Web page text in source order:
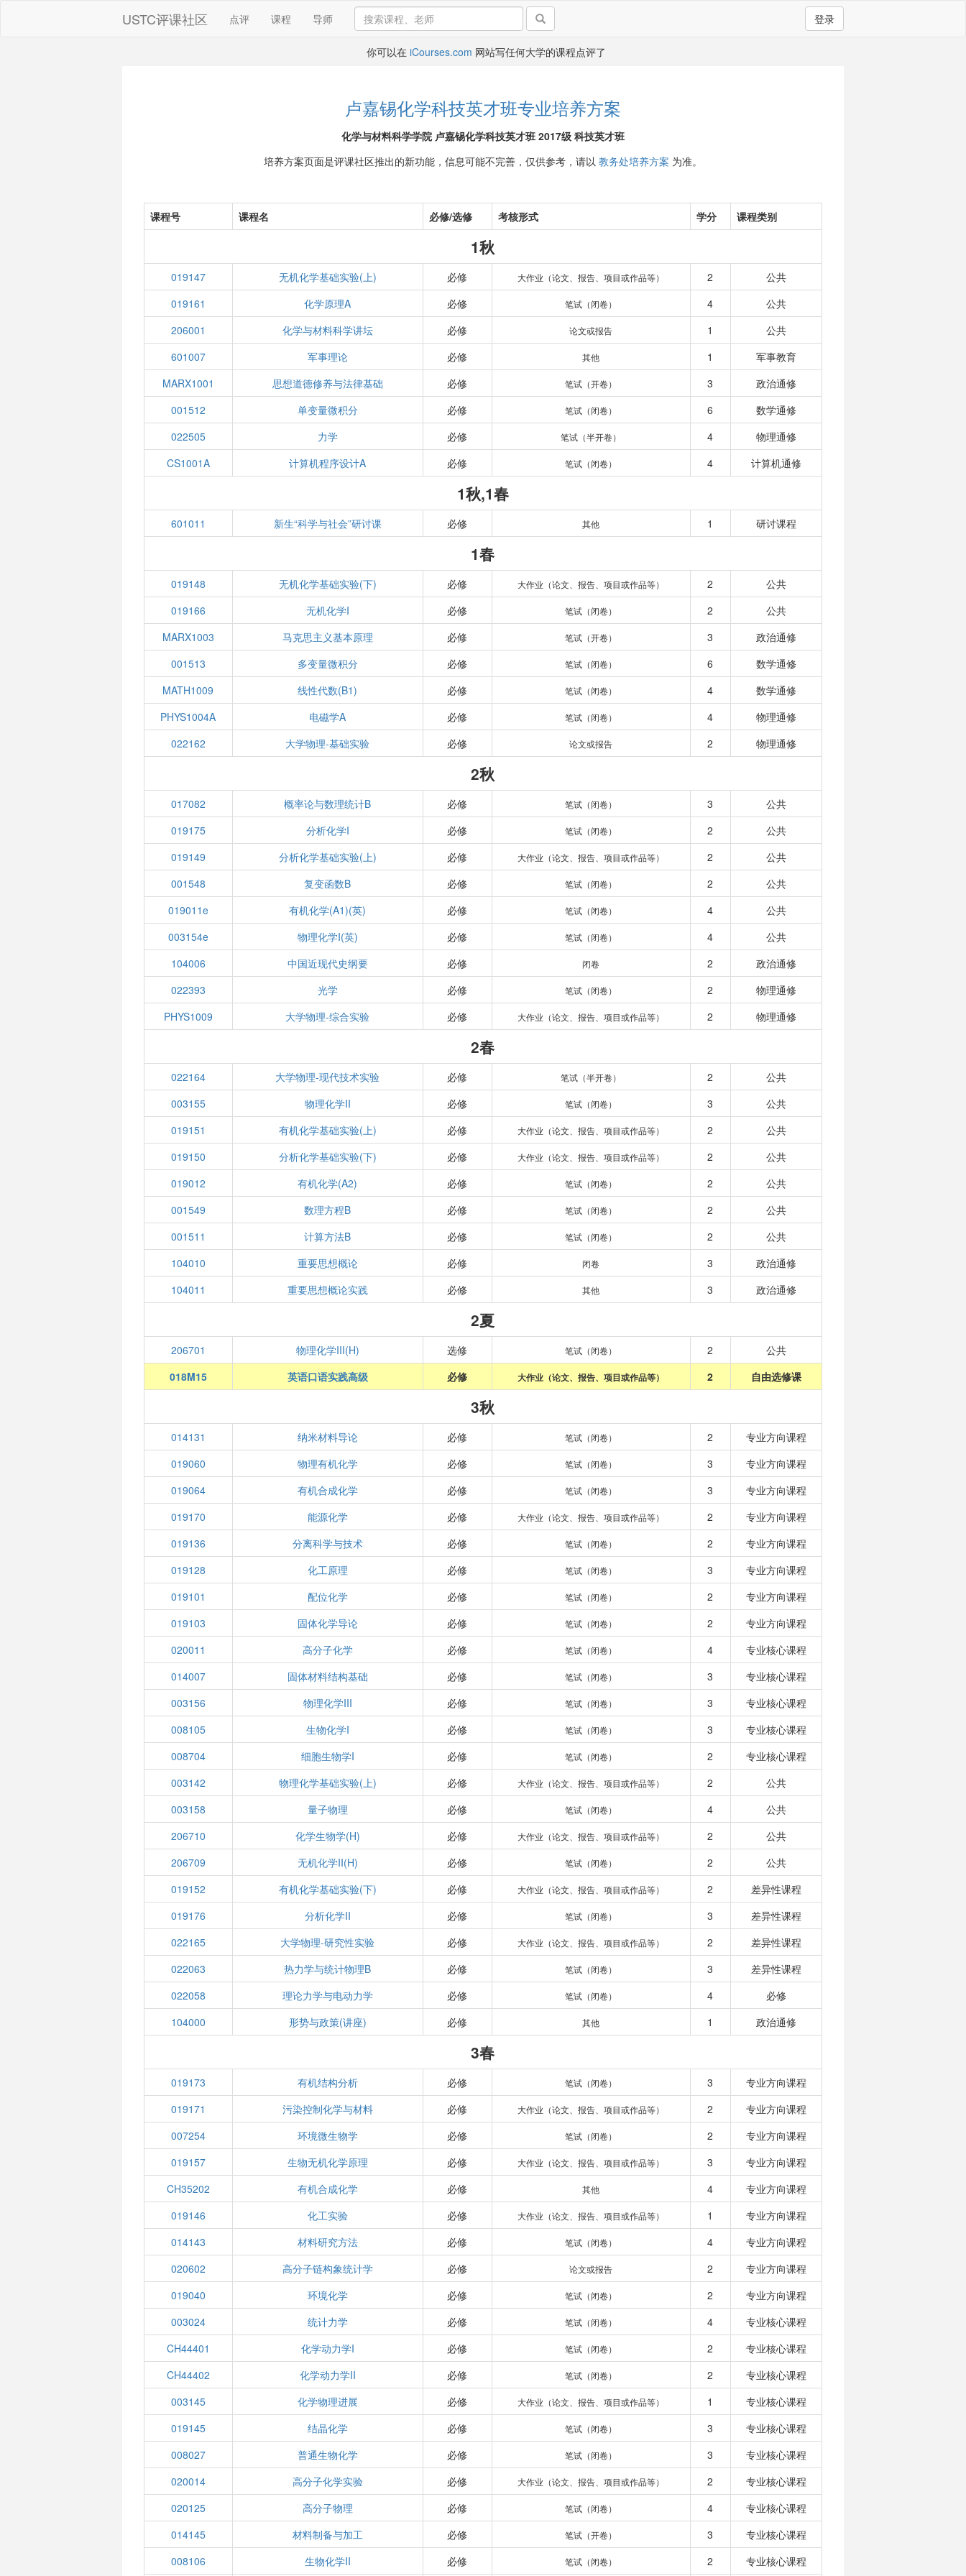
USTC评课社区 点评 课程 导师 登录
你可以在 iCourses.com 网站写任何大学的课程点评了
卢嘉锡化学科技英才班专业培养方案
化学与材料科学学院 卢嘉锡化学科技英才班 2017级 科技英才班
培养方案页面是评课社区推出的新功能，信息可能不完善，仅供参考，请以 教务处培养方案 为准。
课程号 课程名 必修/选修 考核形式 学分 课程类别
1秋
019147 无机化学基础实验(上) 必修 大作业（论文、报告、项目或作品等） 2
公共
019161
化学原理A 必修 笔试（闭卷） 4
公共
206001
化学与材料科学讲坛 必修 论文或报告 1
公共
601007
军事理论 必修 其他 1
军事教育
MARX1001
思想道德修养与法律基础 必修 笔试（开卷） 3
政治通修
001512
单变量微积分 必修 笔试（闭卷） 6
数学通修
022505
力学 必修 笔试（半开卷） 4
物理通修
CS1001A
计算机程序设计A 必修 笔试（闭卷） 4 计算机通修
1秋,1春
601011 新生“科学与社会”研讨课 必修 其他 1 研讨课程
1春
019148 无机化学基础实验(下) 必修 大作业（论文、报告、项目或作品等） 2
公共
019166
无机化学I 必修 笔试（闭卷） 2
公共
MARX1003
马克思主义基本原理 必修 笔试（开卷） 3
政治通修
001513
多变量微积分 必修 笔试（闭卷） 6
数学通修
MATH1009
线性代数(B1) 必修 笔试（闭卷） 4
数学通修
PHYS1004A
电磁学A 必修 笔试（闭卷） 4
物理通修
022162
大学物理-基础实验 必修 论文或报告 2 物理通修
2秋
017082 概率论与数理统计B 必修 笔试（闭卷） 3
公共
019175
分析化学I 必修 笔试（闭卷） 2
公共
019149
分析化学基础实验(上) 必修 大作业（论文、报告、项目或作品等） 2
公共
001548
复变函数B 必修 笔试（闭卷） 2
公共
019011e
有机化学(A1)(英) 必修 笔试（闭卷） 4
公共
003154e
物理化学I(英) 必修 笔试（闭卷） 4
公共
104006
中国近现代史纲要 必修 闭卷 2
政治通修
022393
光学 必修 笔试（闭卷） 2
物理通修
PHYS1009
大学物理-综合实验 必修 大作业（论文、报告、项目或作品等） 2 物理通修
2春
022164 大学物理-现代技术实验 必修 笔试（半开卷） 2
公共
003155
物理化学II 必修 笔试（闭卷） 3
公共
019151
有机化学基础实验(上) 必修 大作业（论文、报告、项目或作品等） 2
公共
019150
分析化学基础实验(下) 必修 大作业（论文、报告、项目或作品等） 2
公共
019012
有机化学(A2) 必修 笔试（闭卷） 2
公共
001549
数理方程B 必修 笔试（闭卷） 2
公共
001511
计算方法B 必修 笔试（闭卷） 2
公共
104010
重要思想概论 必修 闭卷 3
政治通修
104011
重要思想概论实践 必修 其他 3 政治通修
2夏
206701 物理化学III(H) 选修 笔试（闭卷） 2
公共
018M15
英语口语实践高级 必修 大作业（论文、报告、项目或作品等） 2 自由选修课
3秋
014131 纳米材料导论 必修 笔试（闭卷） 2
专业方向课程
019060
物理有机化学 必修 笔试（闭卷） 3
专业方向课程
019064
有机合成化学 必修 笔试（闭卷） 3
专业方向课程
019170
能源化学 必修 大作业（论文、报告、项目或作品等） 2
专业方向课程
019136
分离科学与技术 必修 笔试（闭卷） 2
专业方向课程
019128
化工原理 必修 笔试（闭卷） 3
专业方向课程
019101
配位化学 必修 笔试（闭卷） 2
专业方向课程
019103
固体化学导论 必修 笔试（闭卷） 2
专业方向课程
020011
高分子化学 必修 笔试（闭卷） 4
专业核心课程
014007
固体材料结构基础 必修 笔试（闭卷） 3
专业核心课程
003156
物理化学III 必修 笔试（闭卷） 3
专业核心课程
008105
生物化学I 必修 笔试（闭卷） 3
专业核心课程
008704
细胞生物学I 必修 笔试（闭卷） 2
专业核心课程
003142
物理化学基础实验(上) 必修 大作业（论文、报告、项目或作品等） 2
公共
003158
量子物理 必修 笔试（闭卷） 4
公共
206710
化学生物学(H) 必修 大作业（论文、报告、项目或作品等） 2
公共
206709
无机化学II(H) 必修 笔试（闭卷） 2
公共
019152
有机化学基础实验(下) 必修 大作业（论文、报告、项目或作品等） 2
差异性课程
019176
分析化学II 必修 笔试（闭卷） 3
差异性课程
022165
大学物理-研究性实验 必修 大作业（论文、报告、项目或作品等） 2
差异性课程
022063
热力学与统计物理B 必修 笔试（闭卷） 3
差异性课程
022058
理论力学与电动力学 必修 笔试（闭卷） 4
必修
104000
形势与政策(讲座) 必修 其他 1 政治通修
3春
019173 有机结构分析 必修 笔试（闭卷） 3
专业方向课程
019171
污染控制化学与材料 必修 大作业（论文、报告、项目或作品等） 2
专业方向课程
007254
环境微生物学 必修 笔试（闭卷） 2
专业方向课程
019157
生物无机化学原理 必修 大作业（论文、报告、项目或作品等） 3
专业方向课程
CH35202
有机合成化学 必修 其他 4
专业方向课程
019146
化工实验 必修 大作业（论文、报告、项目或作品等） 1
专业方向课程
014143
材料研究方法 必修 笔试（闭卷） 4
专业方向课程
020602
高分子链构象统计学 必修 论文或报告 2
专业方向课程
019040
环境化学 必修 笔试（闭卷） 2
专业方向课程
003024
统计力学 必修 笔试（闭卷） 4
专业核心课程
CH44401
化学动力学I 必修 笔试（闭卷） 2
专业核心课程
CH44402
化学动力学II 必修 笔试（闭卷） 2
专业核心课程
003145
化学物理进展 必修 大作业（论文、报告、项目或作品等） 1
专业核心课程
019145
结晶化学 必修 笔试（闭卷） 3
专业核心课程
008027
普通生物化学 必修 笔试（闭卷） 3
专业核心课程
020014
高分子化学实验 必修 大作业（论文、报告、项目或作品等） 2
专业核心课程
020125
高分子物理 必修 笔试（闭卷） 4
专业核心课程
014145
材料制备与加工 必修 笔试（开卷） 3
专业核心课程
008106
生物化学II 必修 笔试（闭卷） 2 专业核心课程